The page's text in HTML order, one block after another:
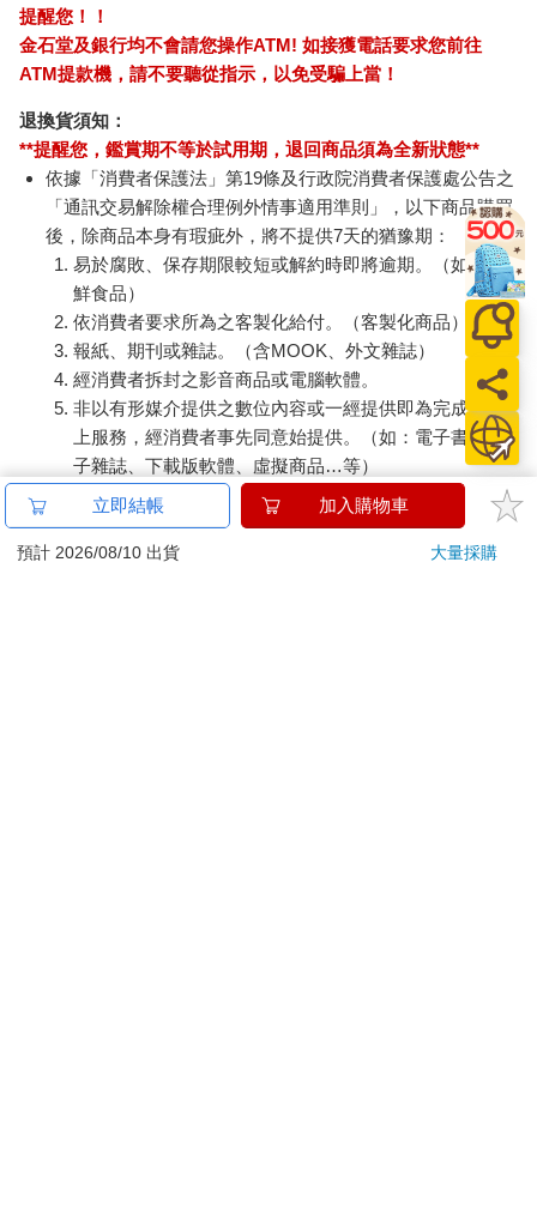
提醒您！！
金石堂及銀行均不會請您操作ATM! 如接獲電話要求您前往
ATM提款機，請不要聽從指示，以免受騙上當！
退換貨須知：
**提醒您，鑑賞期不等於試用期，退回商品須為全新狀態**
依據「消費者保護法」第19條及行政院消費者保護處公告之
「通訊交易解除權合理例外情事適用準則」，以下商品購買
後，除商品本身有瑕疵外，將不提供7天的猶豫期：
易於腐敗、保存期限較短或解約時即將逾期。（如：生
鮮食品）
依消費者要求所為之客製化給付。（客製化商品）
報紙、期刊或雜誌。（含MOOK、外文雜誌）
經消費者拆封之影音商品或電腦軟體。
非以有形媒介提供之數位內容或一經提供即為完成之線
上服務，經消費者事先同意始提供。（如：電子書、電
子雜誌、下載版軟體、虛擬商品…等）
已拆封之個人衛生用品。（如：內衣褲、刮鬍刀、除毛
刀…等）
若非上列種類商品，均享有到貨7天的猶豫期（含例假
立即結帳 加入購物車
預計 2026/08/10 出貨 大量採購